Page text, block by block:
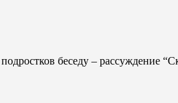
беседу – рассуждение